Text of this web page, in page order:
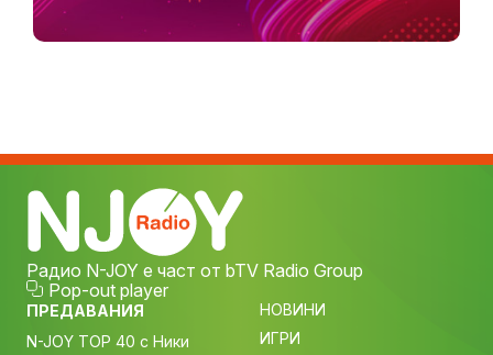
Радио N-JOY е част от bTV Radio Group
Pop-out player
ПРЕДАВАНИЯ
N-JOY TOP 40 с Ники
НОВИНИ
ИГРИ